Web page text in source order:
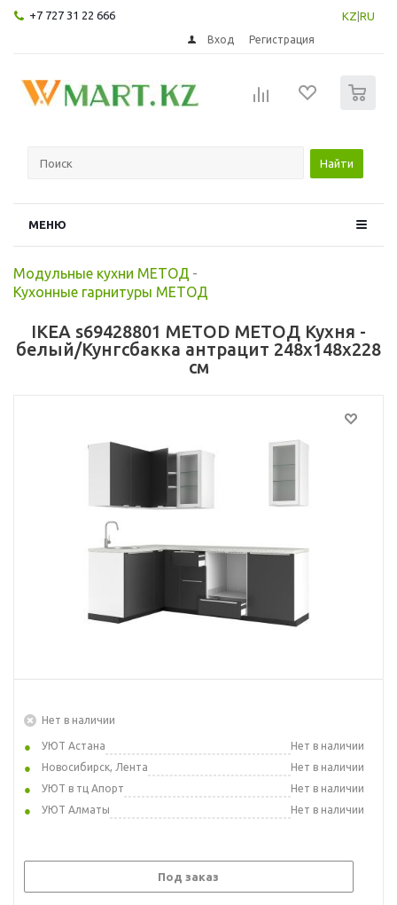
+7 727 31 22 666 KZ RU
Вход Регистрация
Найти
МЕНЮ
Модульные кухни МЕТОД -
Кухонные гарнитуры МЕТОД
IKEA s69428801 METOD МЕТОД Кухня -
белый/Кунгсбакка антрацит 248x148x228
см
Нет в наличии
УЮТ Астана
Нет в наличии
Новосибирск, Лента
Нет в наличии
УЮТ в тц Апорт
Нет в наличии
УЮТ Алматы
Нет в наличии
Под заказ